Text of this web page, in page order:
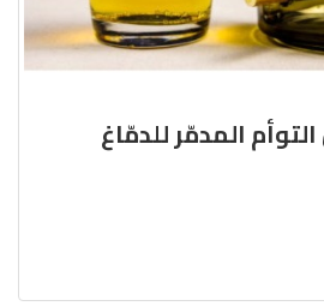
المدمّر للدمّاغ